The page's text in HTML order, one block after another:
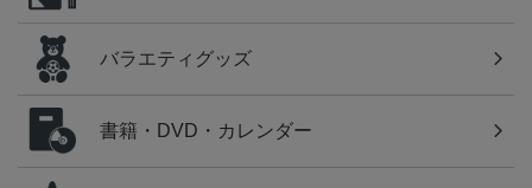
バラエティグッズ
書籍・DVD・カレンダー